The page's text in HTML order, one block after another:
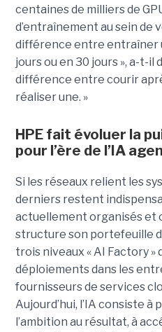
centaines de milliers de
d’entraînement au sein de
différence entre entraîner
jours ou en 30 jours », a-t-il
différence entre courir
réaliser une. »
HPE fait évoluer la
pour l’ère de l’IA
Si les réseaux relient les
derniers restent
actuellement organisés et
structure son portefeuille
trois niveaux « AI Factory »
déploiements dans les
fournisseurs de services
Aujourd’hui, l’IA consiste
l’ambition au résultat, à